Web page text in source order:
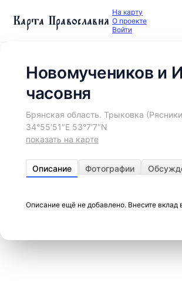
Карта Православия На карту
О проекте
Войти
Новомучеников и
часовня
Брянская область. Трыковка
34°55′51″E 53°7′7″N
показать на карте
Описание Фотографии
Описание ещё не добавлено. Внесите